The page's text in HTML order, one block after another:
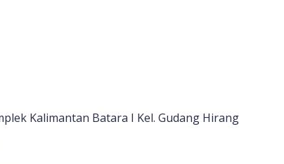
Kalimantan Batara I Kel. Gudang Hirang